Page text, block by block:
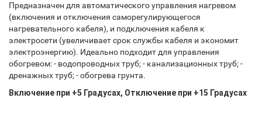
Предназначен для автоматического управления нагревом
(включения и отключения саморегулирующегося
нагревательного кабеля), и подключения кабеля к
электросети (увеличивает срок службы кабеля и экономит
электроэнергию). Идеально подходит для управления
обогревом: - водопроводных труб; - канализационных труб; -
дренажных труб; - обогрева грунта.
Включение при +5 Градусах, Отключение при +15 Градусах